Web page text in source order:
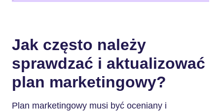
Jak często należy
sprawdzać i aktualizować
plan marketingowy?
Plan marketingowy musi być oceniany i